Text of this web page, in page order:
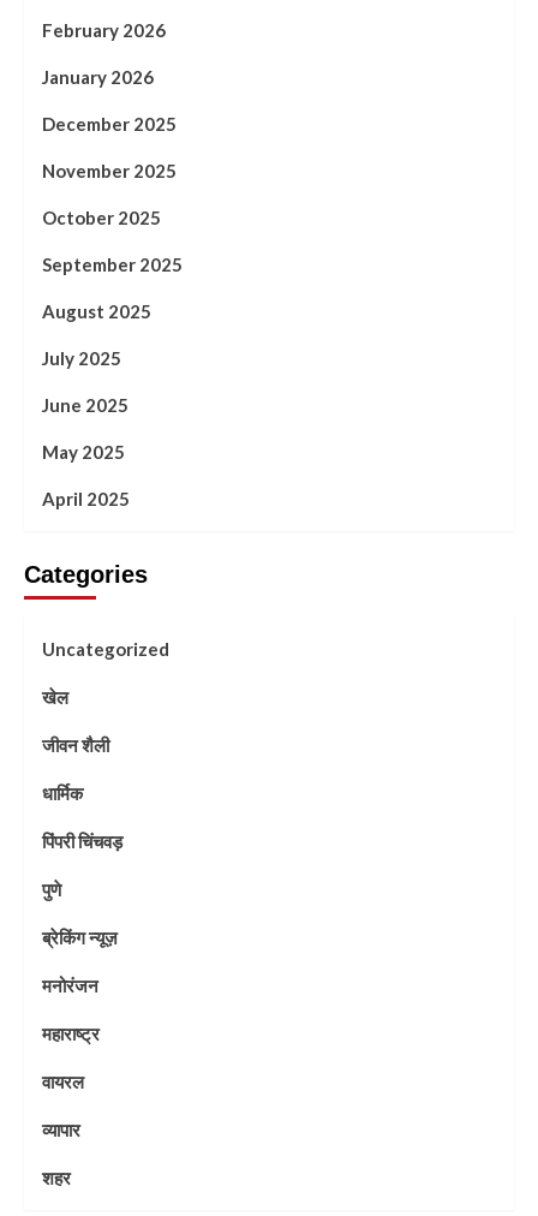
February 2026
January 2026
December 2025
November 2025
October 2025
September 2025
August 2025
July 2025
June 2025
May 2025
April 2025
Categories
Uncategorized
खेल
जीवन शैली
धार्मिक
पिंपरी चिंचवड़
पुणे
ब्रेकिंग न्यूज़
मनोरंजन
महाराष्ट्र
वायरल
व्यापार
शहर